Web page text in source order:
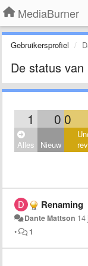
MediaBurner
Gebruikersprofiel
De status
1 0 0
Alles Nieuw
Renaming
Dante Mattson 14
•
1